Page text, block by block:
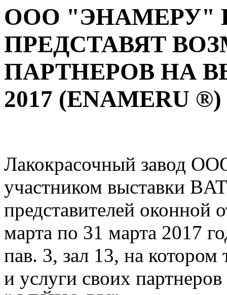
ООО "ЭНАМЕРУ"
ПРЕДСТАВЯТ
ПАРТНЕРОВ НА
2017 (ENAMERU ®)
Лакокрасочный завод
участником выставки
представителей оконной
марта по 31 марта
пав. 3, зал 13, на котором
и услуги своих